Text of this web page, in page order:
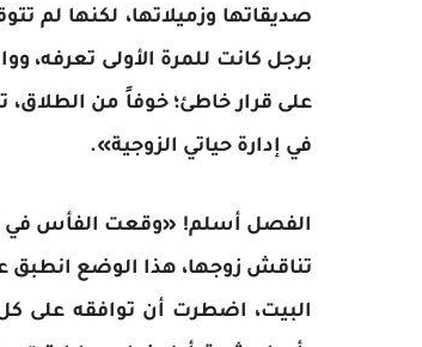
صديقاتها وزميلاتها، لكنها لم
برجل كانت للمرة الأولى تعرفه،
على قرار خاطئ؛ خوفاً من
في إدارة حياتي الزوجية».
الفصل أسلم! «وقعت الفأس في
تناقش زوجها، هذا الوضع
البيت، اضطرت أن توافقه على كل